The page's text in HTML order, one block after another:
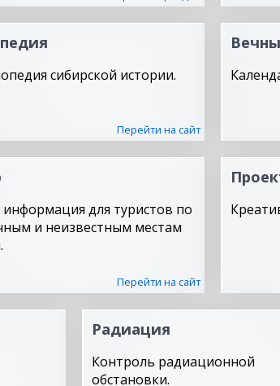
сибирской истории.
Перейти на сайт
для туристов по
и неизвестным местам
Перейти на сайт
Радиация
Контроль радиационной
обстановки.